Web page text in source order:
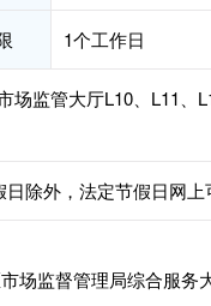
1个工作日
场监管大厅L10、L11、
除外，法定节假日网
场监督管理局综合服务